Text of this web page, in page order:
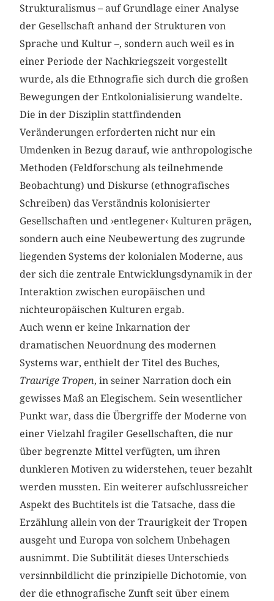
Strukturalismus – auf Grundlage einer Analyse
der Gesellschaft anhand der Strukturen von
Sprache und Kultur –, sondern auch weil es in
einer Periode der Nachkriegszeit vorgestellt
wurde, als die Ethnografie sich durch die großen
Bewegungen der Entkolonialisierung wandelte.
Die in der Disziplin stattfindenden
Veränderungen erforderten nicht nur ein
Umdenken in Bezug darauf, wie anthropologische
Methoden (Feldforschung als teilnehmende
Beobachtung) und Diskurse (ethnogra­fisches
Schreiben) das Verständnis kolonisierter
Gesellschaften und ›entlegener‹ Kulturen prägen,
sondern auch eine Neubewertung des zugrunde
liegenden Systems der kolonialen Moderne, aus
der sich die zentrale Entwicklungsdynamik in der
Interaktion zwischen europäischen und
nichteuropäischen Kulturen ergab.
Auch wenn er keine Inkarnation der
dramatischen Neuordnung des modernen
Systems war, enthielt der Titel des Buches,
Traurige Tropen, in seiner Narration doch ein
gewisses Maß an Elegischem. Sein wesentlicher
Punkt war, dass die Übergriffe der Moderne von
einer Vielzahl fragiler Gesellschaften, die nur
über begrenzte Mittel verfügten, um ihren
dunkleren Motiven zu widerstehen, teuer bezahlt
werden mussten. Ein weiterer aufschlussreicher
Aspekt des Buchtitels ist die Tatsache, dass die
Erzählung allein von der Traurigkeit der Tropen
ausgeht und Europa von solchem Unbehagen
ausnimmt. Die Subtilität dieses Unterschieds
versinnbildlicht die prinzipielle Dicho­tomie, von
der die ethnografische Zunft seit über einem